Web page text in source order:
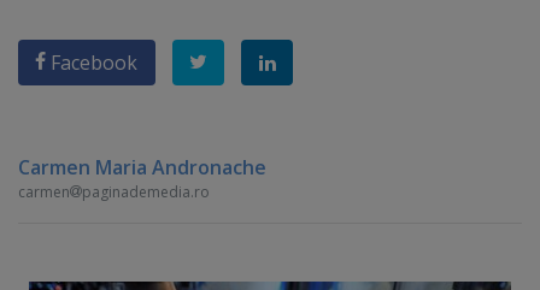
Facebook
Carmen Maria Andronache
carmen paginademedia.ro